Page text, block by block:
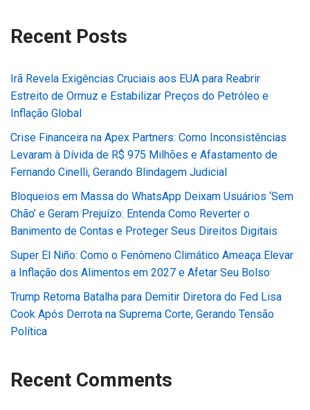
Recent Posts
Irã Revela Exigências Cruciais aos EUA para Reabrir
Estreito de Ormuz e Estabilizar Preços do Petróleo e
Inflação Global
Crise Financeira na Apex Partners: Como Inconsistências
Levaram à Dívida de R$ 975 Milhões e Afastamento de
Fernando Cinelli, Gerando Blindagem Judicial
Bloqueios em Massa do WhatsApp Deixam Usuários ‘Sem
Chão’ e Geram Prejuízo: Entenda Como Reverter o
Banimento de Contas e Proteger Seus Direitos Digitais
Super El Niño: Como o Fenômeno Climático Ameaça Elevar
a Inflação dos Alimentos em 2027 e Afetar Seu Bolso
Trump Retoma Batalha para Demitir Diretora do Fed Lisa
Cook Após Derrota na Suprema Corte, Gerando Tensão
Política
Recent Comments